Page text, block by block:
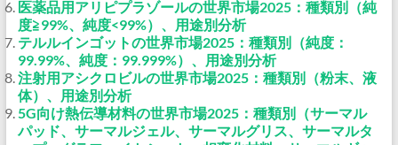
医薬品用アリピプラゾールの世界市場2025：種類別（純
度≧99%、純度<99%）、用途別分析
テルルインゴットの世界市場2025：種類別（純度：
99.99%、純度：99.999%）、用途別分析
注射用アシクロビルの世界市場2025：種類別（粉末、液
体）、用途別分析
5G向け熱伝導材料の世界市場2025：種類別（サーマル
パッド、サーマルジェル、サーマルグリス、サーマルタ